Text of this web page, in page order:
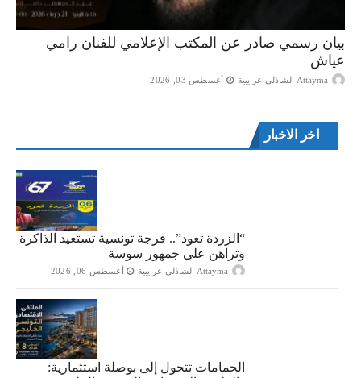
بيان رسمي صادر عن المكتب الإعلامي للفنان رامي
عياش
Attayma الشاذلي عرايبية أغسطس 03, 2026
اخر الاخبار
“الزردة تعود”.. فرجة تونسية تستعيد الذاكرة
وتراهن على جمهور سوسة
Attayma الشاذلي عرايبية أغسطس 06, 2026
الحمامات تتحول إلى بوصلة استثمارية: